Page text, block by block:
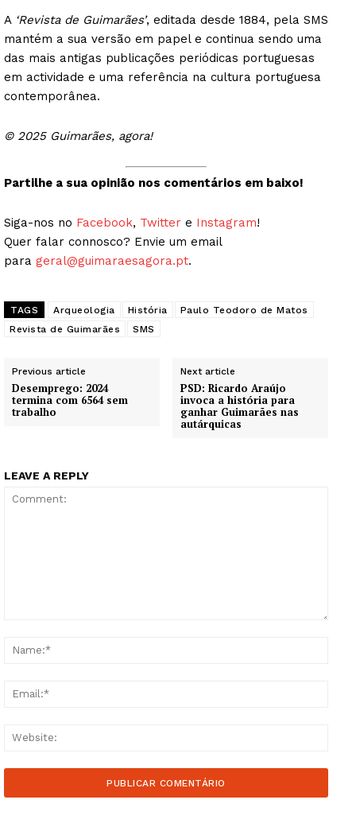
A ‘Revista de Guimarães’, editada desde 1884, pela SMS
mantém a sua versão em papel e continua sendo uma
das mais antigas publicações periódicas portuguesas
em actividade e uma referência na cultura portuguesa
contemporânea.
© 2025 Guimarães, agora!
Partilhe a sua opinião nos comentários em baixo!
Siga-nos no Facebook, Twitter e Instagram!
Quer falar connosco? Envie um email
para geral@guimaraesagora.pt.
TAGS Arqueologia História
Paulo Teodoro de Matos
Revista de Guimarães
SMS
Previous article
Desemprego: 2024
termina com 6564 sem
trabalho
Next article
PSD: Ricardo Araújo
invoca a história para
ganhar Guimarães nas
autárquicas
LEAVE A REPLY